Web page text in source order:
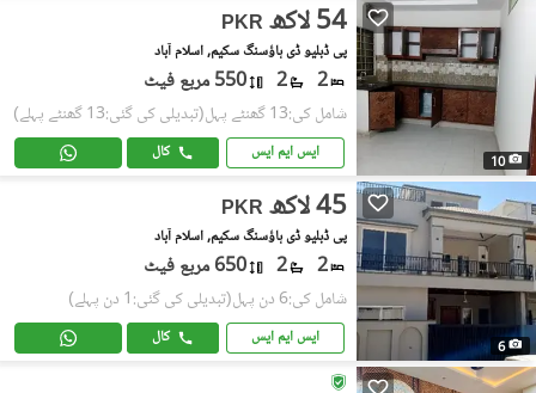
10
PKR 54 لاکھ
پی ڈبلیو ڈی ہاؤسنگ سکیم, اسلام آباد
2
2 550 مربع فیٹ
شامل کی:13 گھنٹے پہل (تبدیلی کی گئی:13 گھنٹے پہلے)
ایس ایم ایس کال
6
PKR 45 لاکھ
پی ڈبلیو ڈی ہاؤسنگ سکیم, اسلام آباد
2
2 650 مربع فیٹ
شامل کی:6 دن پہل (تبدیلی کی گئی:1 دن پہلے)
ایس ایم ایس کال